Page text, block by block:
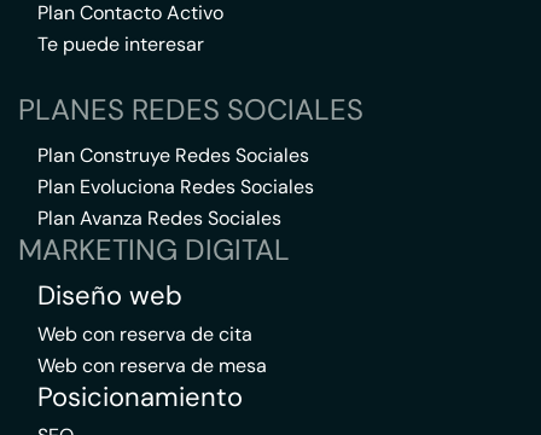
Plan Contacto Activo
Te puede interesar
PLANES REDES SOCIALES
Plan Construye Redes Sociales
Plan Evoluciona Redes Sociales
Plan Avanza Redes Sociales
MARKETING DIGITAL
Diseño web
Web con reserva de cita
Web con reserva de mesa
Posicionamiento